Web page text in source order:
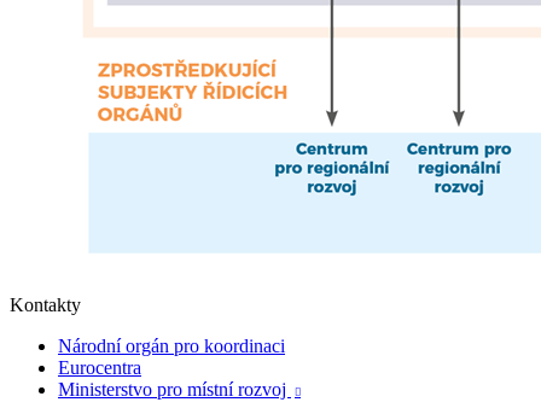
Kontakty
Národní orgán pro koordinaci
Eurocentra
Ministerstvo pro místní rozvoj
